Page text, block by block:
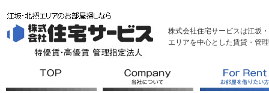
株式会社住宅サービスは江坂
エリアを中心とした賃貸・管